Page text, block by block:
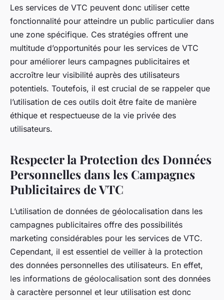
Les services de VTC peuvent donc utiliser cette
fonctionnalité pour atteindre un public particulier dans
une zone spécifique. Ces stratégies offrent une
multitude d’opportunités pour les services de VTC
pour améliorer leurs campagnes publicitaires et
accroître leur visibilité auprès des utilisateurs
potentiels. Toutefois, il est crucial de se rappeler que
l’utilisation de ces outils doit être faite de manière
éthique et respectueuse de la vie privée des
utilisateurs.
Respecter la Protection des Données
Personnelles dans les Campagnes
Publicitaires de VTC
L’utilisation de données de géolocalisation dans les
campagnes publicitaires offre des possibilités
marketing considérables pour les services de VTC.
Cependant, il est essentiel de veiller à la protection
des données personnelles des utilisateurs. En effet,
les informations de géolocalisation sont des données
à caractère personnel et leur utilisation est donc